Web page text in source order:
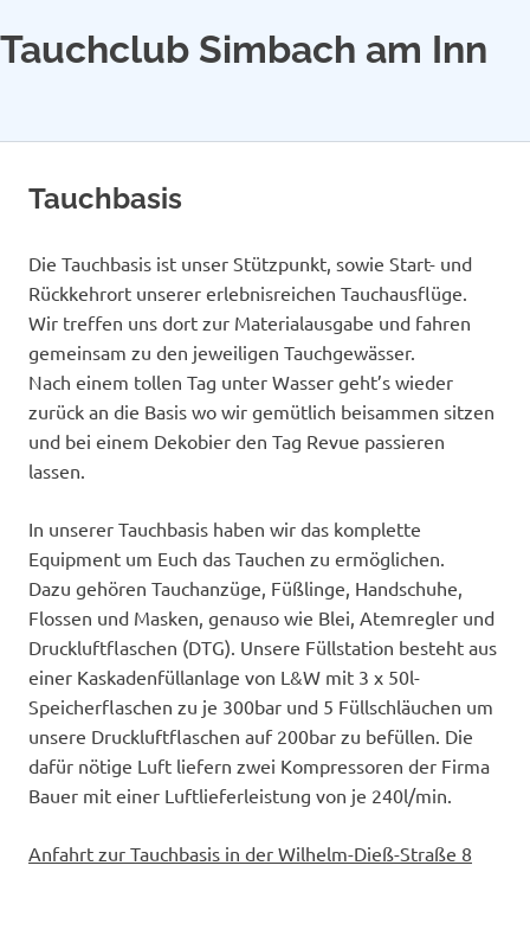
springen
Tauchclub Simbach am Inn
Tauchbasis
Die Tauchbasis ist unser Stützpunkt, sowie Start- und
Rückkehrort unserer erlebnisreichen Tauchausflüge.
Wir treffen uns dort zur Materialausgabe und fahren
gemeinsam zu den jeweiligen Tauchgewässer.
Nach einem tollen Tag unter Wasser geht’s wieder
zurück an die Basis wo wir gemütlich beisammen sitzen
und bei einem Dekobier den Tag Revue passieren
lassen.
In unserer Tauchbasis haben wir das komplette
Equipment um Euch das Tauchen zu ermöglichen.
Dazu gehören Tauchanzüge, Füßlinge, Handschuhe,
Flossen und Masken, genauso wie Blei, Atemregler und
Druckluftflaschen (DTG). Unsere Füllstation besteht aus
einer Kaskadenfüllanlage von L&W mit 3 x 50l-
Speicherflaschen zu je 300bar und 5 Füllschläuchen um
unsere Druckluftflaschen auf 200bar zu befüllen. Die
dafür nötige Luft liefern zwei Kompressoren der Firma
Bauer mit einer Luftlieferleistung von je 240l/min.
Anfahrt zur Tauchbasis in der Wilhelm-Dieß-Straße 8